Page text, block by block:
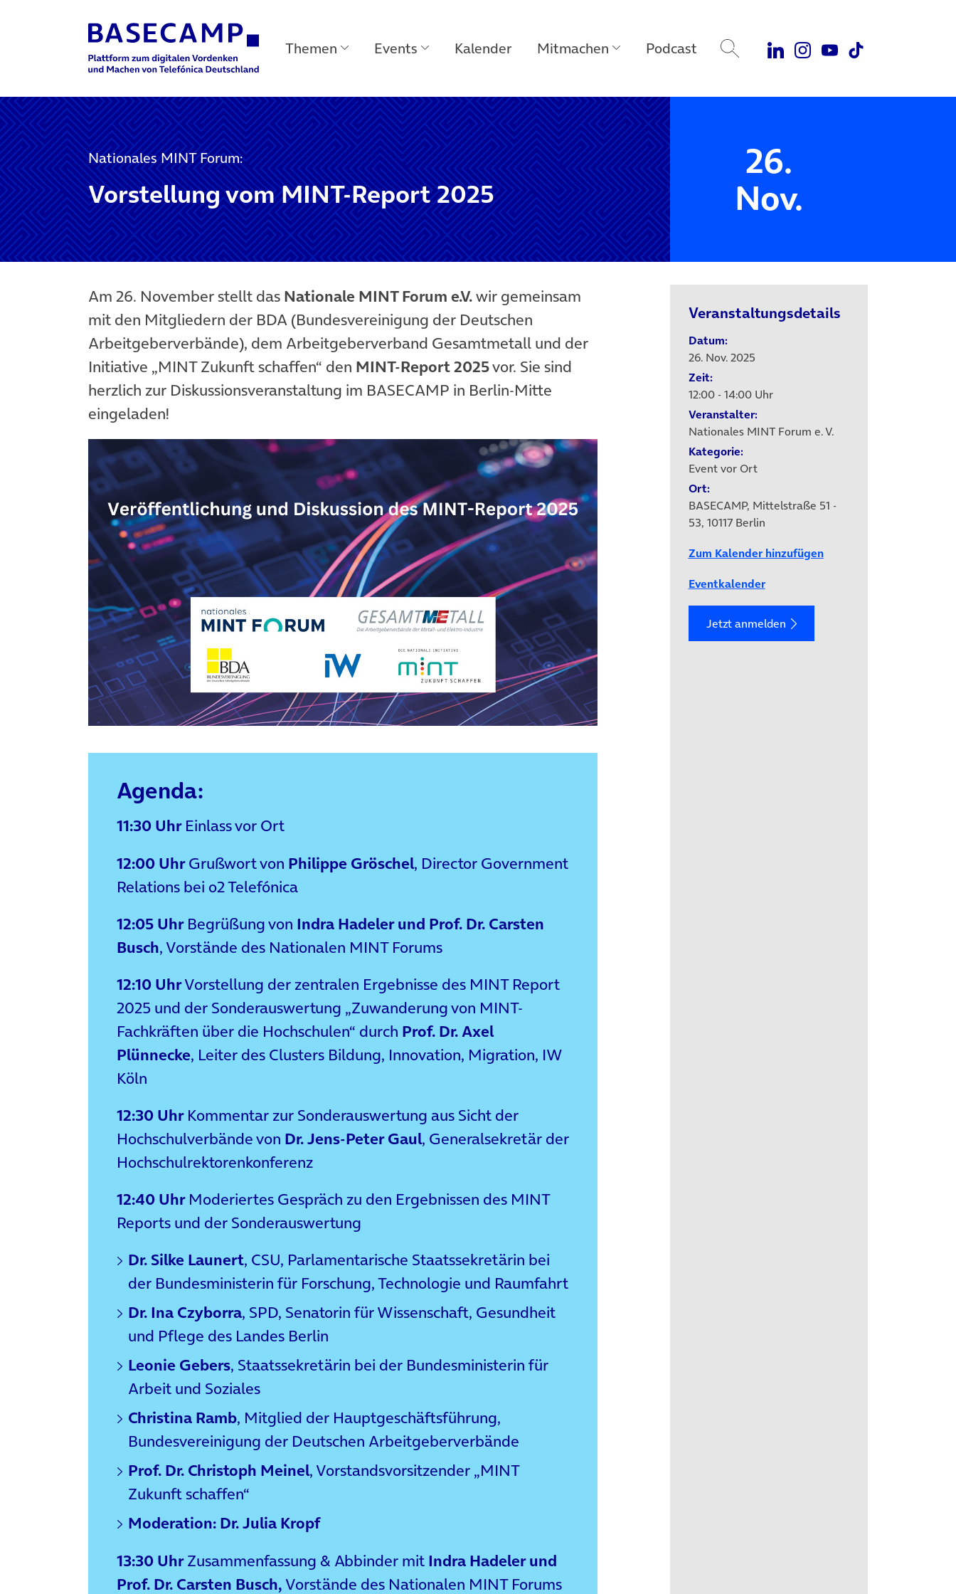
Main Navigation Themen Events Kalender Mitmachen Podcast
Nationales MINT Forum:
Vorstellung vom MINT-Report 2025
26.
Nov.
Am 26. November stellt das Nationale MINT Forum e.V.wir gemeinsam
mit den Mitgliedern der BDA (Bundesvereinigung der Deutschen
Arbeitgeberverbände), dem Arbeitgeberverband Gesamtmetall und der
Initiative „MINT Zukunft schaffen“ den MINT-Report 2025vor. Sie sind
herzlich zur Diskussionsveranstaltung im BASECAMP in Berlin-Mitte
eingeladen!
Agenda:
11:30 Uhr Einlass vor Ort
12:00 UhrGrußwort von Philippe Gröschel, Director Government
Relations bei o2 Telefónica
12:05 UhrBegrüßung von Indra Hadeler und Prof. Dr. Carsten
Busch, Vorstände des Nationalen MINT Forums
12:10 UhrVorstellung der zentralen Ergebnisse des MINT Report
2025 und der Sonderauswertung „Zuwanderung von MINT-
Fachkräften über die Hochschulen“ durch Prof. Dr. Axel
Plünnecke, Leiter des Clusters Bildung, Innovation, Migration, IW
Köln
12:30 UhrKommentar zur Sonderauswertung aus Sicht der
Hochschulverbände von Dr. Jens-Peter Gaul, Generalsekretär der
Hochschulrektorenkonferenz
12:40 UhrModeriertes Gespräch zu den Ergebnissen des MINT
Reports und der Sonderauswertung
Dr. Silke Launert, CSU, Parlamentarische Staatssekretärin bei
der Bundesministerin für Forschung, Technologie und Raumfahrt
Dr. Ina Czyborra, SPD, Senatorin für Wissenschaft, Gesundheit
und Pflege des Landes Berlin
Leonie Gebers, Staatssekretärin bei der Bundesministerin für
Arbeit und Soziales
Christina Ramb, Mitglied der Hauptgeschäftsführung,
Bundesvereinigung der Deutschen Arbeitgeberverbände
Prof. Dr. Christoph Meinel, Vorstandsvorsitzender „MINT
Zukunft schaffen“
Moderation: Dr. Julia Kropf
13:30 UhrZusammenfassung & Abbinder mit Indra Hadeler und
Prof. Dr. Carsten Busch, Vorstände des Nationalen MINT Forums
Veranstaltungsdetails
Datum:
26. Nov. 2025
Zeit:
12:00 - 14:00 Uhr
Veranstalter:
Nationales MINT Forum e. V.
Kategorie:
Event vor Ort
Ort:
BASECAMP, Mittelstraße 51 -
53, 10117 Berlin
Zum Kalender hinzufügen
Eventkalender
Jetzt anmelden